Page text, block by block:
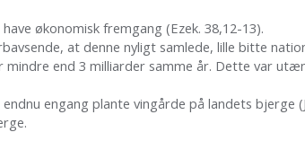
have økonomisk fremgang (Ezek. 38,12-13).
at denne nyligt samlede, lille bitte
mindre end 3 milliarder samme år. Dette var
endnu engang plante vingårde på landets